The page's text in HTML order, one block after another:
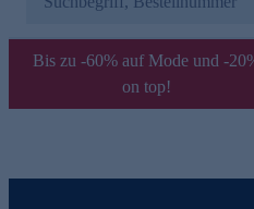
Bis zu -60% auf Mode und -
on top!